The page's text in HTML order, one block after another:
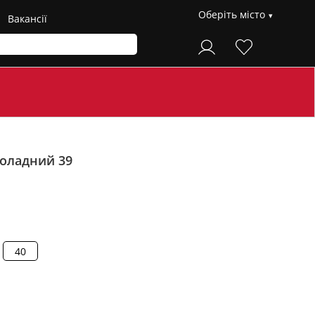
Вакансії Оберіть місто
39
40